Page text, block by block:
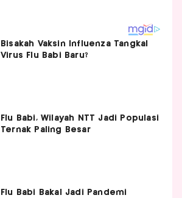
Bisakah Vaksin Influenza Tangkal
Virus Flu Babi Baru?
Flu Babi, Wilayah NTT Jadi Populasi
Ternak Paling Besar
Flu Babi Bakal Jadi Pandemi